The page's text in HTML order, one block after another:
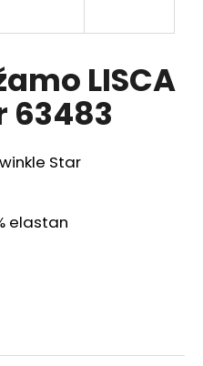
LISCA
63483
Star
elastan